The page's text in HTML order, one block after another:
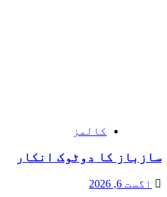
کالمز
سازباز کا دوٹوک انکار
اگست 6, 2026